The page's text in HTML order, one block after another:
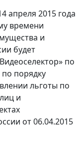
апреля 2015 года
времени
и
будет
по
порядку
льготы по
и
от 06.04.2015